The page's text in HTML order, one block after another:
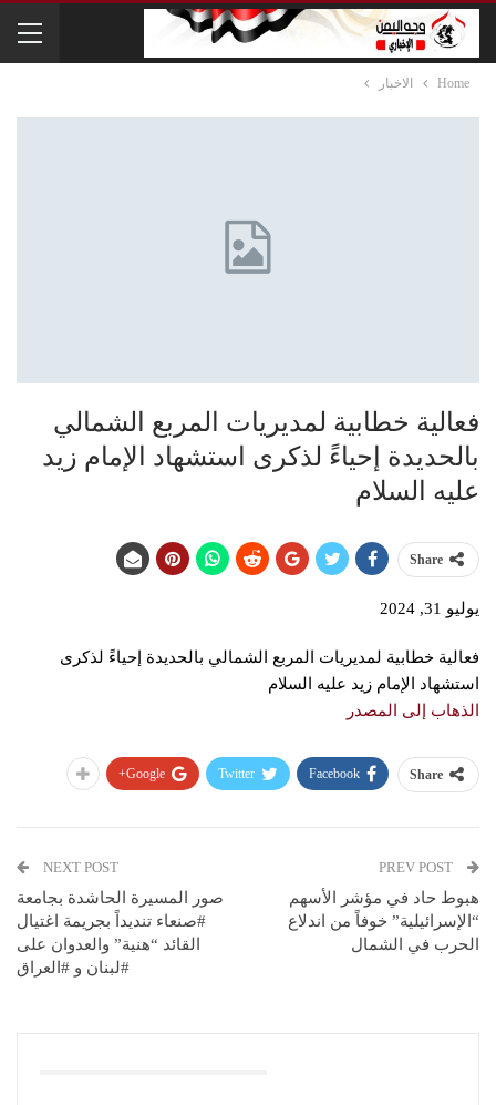
Home الاخبار
فعالية خطابية لمديريات المربع الشمالي
بالحديدة إحياءً لذكرى استشهاد الإمام زيد
عليه السلام
Share
يوليو 31, 2024
فعالية خطابية لمديريات المربع الشمالي بالحديدة إحياءً لذكرى
استشهاد الإمام زيد عليه السلام
الذهاب إلى المصدر
Share
Facebook
Twitter
Google+
هبوط حاد في مؤشر الأسهم
“الإسرائيلية” خوفاً من اندلاع
الحرب في الشمال
NEXT POST
صور المسيرة الحاشدة بجامعة
#صنعاء تنديداً بجريمة اغتيال
القائد “هنية” والعدوان على
#لبنان و #العراق